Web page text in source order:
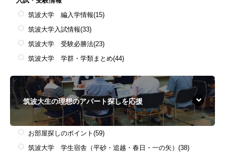
筑波大学 編入学情報(15)
筑波大学入試情報(33)
筑波大学 受験必勝法(23)
筑波大学 学群・学類まとめ(44)
筑波大生の理想のアパート探しを応援
お部屋探しのポイント (59)
筑波大学 学生宿舎（平砂・追越・春日・一の矢） (38)